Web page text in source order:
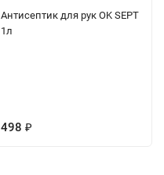
Антисептик для рук OK SEPT
1л
498 ₽